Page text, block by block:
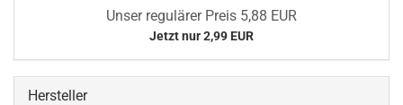
Unser regulärer Preis 5,88 EUR
Jetzt nur 2,99 EUR
Hersteller